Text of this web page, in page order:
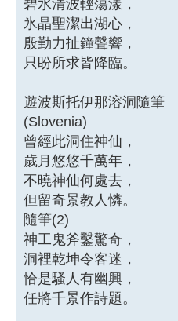
碧水清波輕蕩漾，
氷晶聖潔出湖心，
殷勤力扯鐘聲響，
只盼所求皆降臨。
遊波斯托伊那溶洞隨筆
(Slovenia)
曾經此洞住神仙，
歲月悠悠千萬年，
不曉神仙何處去，
但留奇景教人憐。
隨筆(2)
神工鬼斧鑿驚奇，
洞裡乾坤令客迷，
恰是騷人有幽興，
任將千景作詩題。